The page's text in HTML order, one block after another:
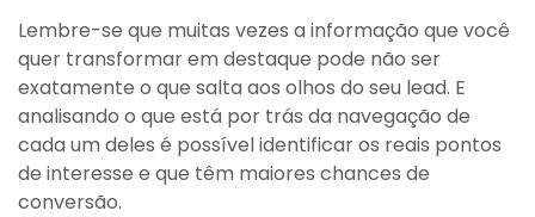
Lembre-se que muitas vezes a informação que você
quer transformar em destaque pode não ser
exatamente o que salta aos olhos do seu lead. E
analisando o que está por trás da navegação de
cada um deles é possível identificar os reais pontos
de interesse e que têm maiores chances de
conversão.